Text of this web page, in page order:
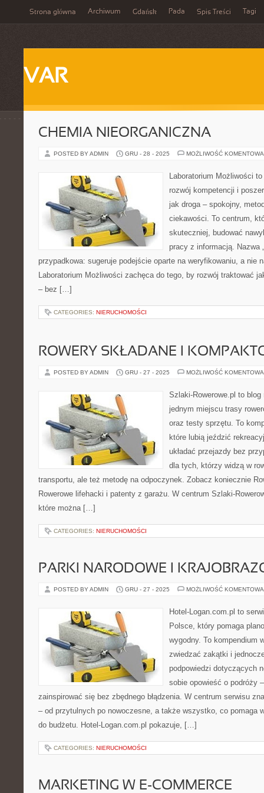
Strona główna Archiwum Gdańsk Pada Spis Treści Tagi
VAR
CHEMIA NIEORGANICZNA
POSTED BY ADMIN GRU - 28 - 2025 MOŻLIWOŚĆ
Laboratorium Możliwości
rozwój kompetencji i
jak droga – spokojny,
ciekawości. To centrum,
skuteczniej, budować
pracy z informacją. Nazwa
przypadkowa: sugeruje podejście oparte na weryfikowaniu, a nie
Laboratorium Możliwości zachęca do tego, by rozwój traktować
– bez […]
CATEGORIES: NIERUCHOMOŚCI
ROWERY SKŁADANE I
POSTED BY ADMIN GRU - 27 - 2025 MOŻLIWOŚĆ
Szlaki-Rowerowe.pl to blog
jednym miejscu trasy
oraz testy sprzętu. To
które lubią jeździć
układać przejazdy bez
dla tych, którzy widzą w
transportu, ale też metodę na odpoczynek. Zobacz koniecznie
Rowerowe lifehacki i patenty z garażu. W centrum Szlaki-
które można […]
CATEGORIES: NIERUCHOMOŚCI
PARKI NARODOWE I
POSTED BY ADMIN GRU - 27 - 2025 MOŻLIWOŚĆ
Hotel-Logan.com.pl to
Polsce, który pomaga
wygodny. To kompendium
zwiedzać zakątki i
podpowiedzi dotyczących
sobie opowieść o podróży
zainspirować się bez zbędnego błądzenia. W centrum serwisu
– od przytulnych po nowoczesne, a także wszystko, co pomaga
do budżetu. Hotel-Logan.com.pl pokazuje, […]
CATEGORIES: NIERUCHOMOŚCI
MARKETING W E-COMMERCE